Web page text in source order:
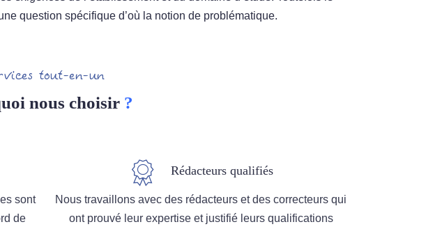
question spécifique d’où la notion de problématique.
tout-en-un
nous choisir ?
sont
de
Rédacteurs qualifiés
Nous travaillons avec des rédacteurs et des correcteurs qui
ont prouvé leur expertise et justifié leurs qualifications